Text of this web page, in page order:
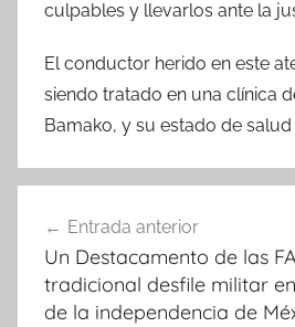
culpables y llevarlos ante la
El conductor herido en este
siendo tratado en una clínica
Bamako, y su estado de
de
entradas
Entrada anterior
Un Destacamento de las
tradicional desfile militar
de la independencia de